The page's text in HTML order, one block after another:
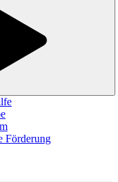
Förderung